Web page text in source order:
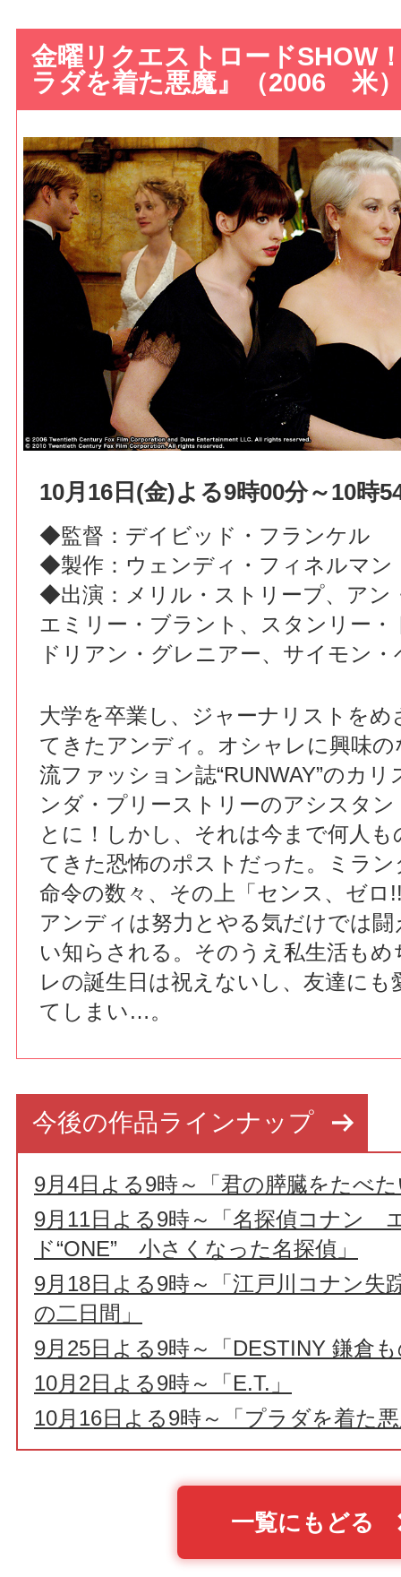
金曜リクエストロードSHOW
ラダを着た悪魔』（2006 米
10月16日(金)よる9時00分～10時
◆監督：デイビッド・フランケル
◆製作：ウェンディ・フィネルマン
◆出演：メリル・ストリープ、アン
エミリー・ブラント、スタンリー
ドリアン・グレニアー、サイモン
大学を卒業し、ジャーナリストをめ
てきたアンディ。オシャレに興味
流ファッション誌“RUNWAY”のカ
ンダ・プリーストリーのアシスタ
とに！しかし、それは今まで何人も
てきた恐怖のポストだった。ミラ
命令の数々、その上「センス、ゼロ
アンディは努力とやる気だけでは
い知らされる。そのうえ私生活も
レの誕生日は祝えないし、友達にも
てしまい…。
今後の作品ラインナップ
9月4日よる9時～「君の膵臓をたべ
9月11日よる9時～「名探偵コナン
ド“ONE” 小さくなった名探偵」
9月18日よる9時～「江戸川コナン
の二日間」
9月25日よる9時～「DESTINY 鎌倉
10月2日よる9時～「E.T.」
10月16日よる9時～「プラダを着た
一覧にもどる